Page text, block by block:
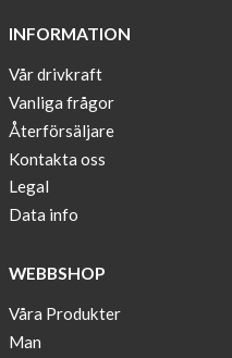
sleeves
Anna
Sjöberg
nominated
as
one
of
in
Lyfebulb
INFORMATION
Vår drivkraft
Vanliga frågor
Återförsäljare
Kontakta oss
Legal
Data info
WEBBSHOP
Våra Produkter
Man